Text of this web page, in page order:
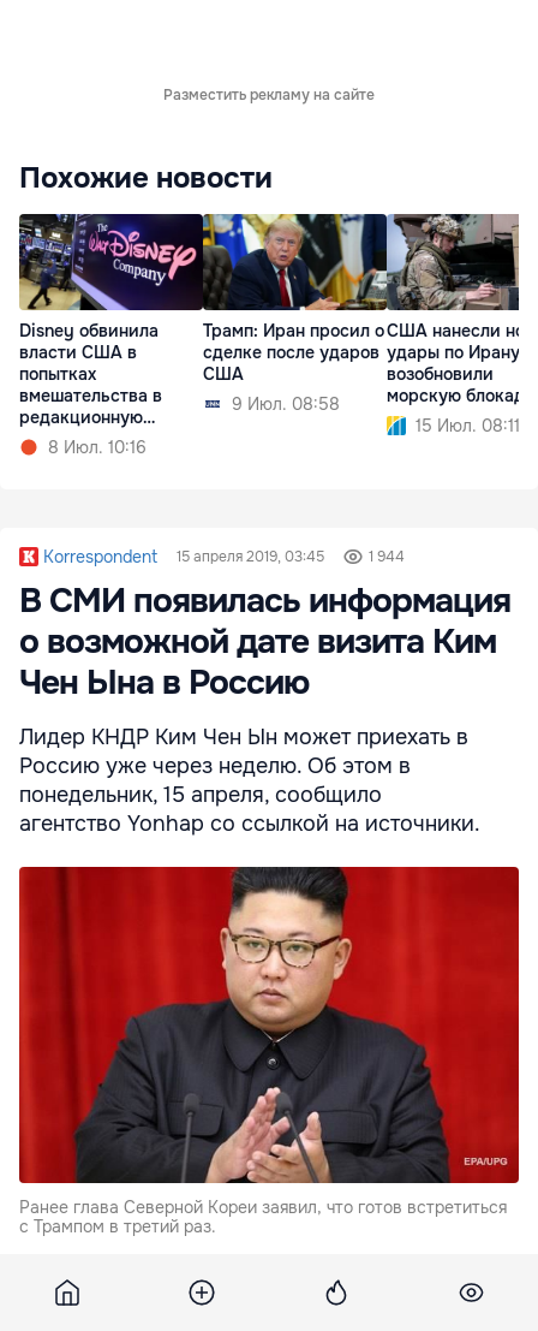
Разместить рекламу на сайте
Похожие новости
Disney обвинила
власти США в
попытках
вмешательства в
редакционную
политику
8 Июл. 10:16
Трамп: Иран просил о
сделке после ударов
США
9 Июл. 08:58
США нанесли
удары по Ирану и
возобновили
морскую блокаду
15 Июл. 08:11
Korrespondent 15 апреля 2019, 03:45 1 944
В СМИ появилась информация
о возможной дате визита Ким
Чен Ына в Россию
Лидер КНДР Ким Чен Ын может приехать в
Россию уже через неделю. Об этом в
понедельник, 15 апреля, сообщило
агентство Yonhap со ссылкой на источники.
Ранее глава Северной Кореи заявил, что готов встретиться
с Трампом в третий раз.
Собеседники агентства рассказали, что Путин